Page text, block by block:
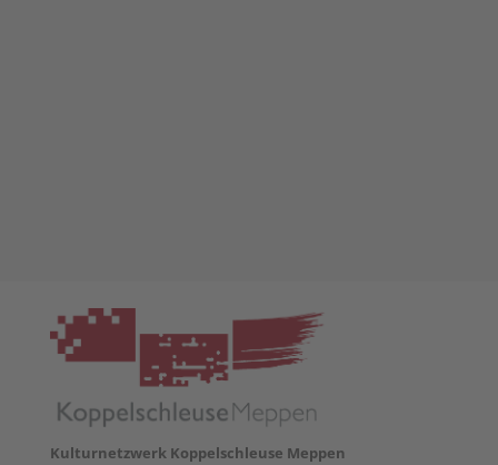
Kulturnetzwerk Koppelschleuse Meppen